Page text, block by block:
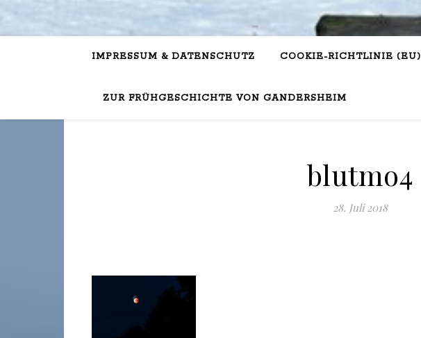
IMPRESSUM & DATENSCHUTZ COOKIE-RICHTLINIE (EU)
ZUR FRÜHGESCHICHTE VON GANDERSHEIM
blutmo4
28. Juli 2018